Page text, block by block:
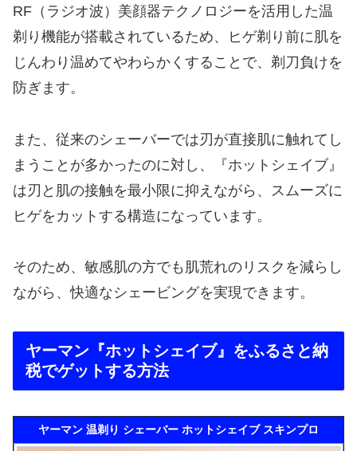
RF（ラジオ波）美顔器テクノロジーを活用した温
剃り機能が搭載されているため、ヒゲ剃り前に肌を
じんわり温めてやわらかくすることで、剃刀負けを
防ぎます。
また、従来のシェーバーでは刃が直接肌に触れてし
まうことが多かったのに対し、『ホットシェイブ』
は刃と肌の接触を最小限に抑えながら、スムーズに
ヒゲをカットする構造になっています。
そのため、敏感肌の方でも肌荒れのリスクを減らし
ながら、快適なシェービングを実現できます。
ヤーマン『ホットシェイブ』をふるさと納
税でゲットする方法
ヤーマン 温剃り シェーバー ホットシェイブ スキンプロ